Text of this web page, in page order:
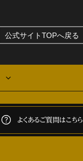
公式サイトTOPへ戻る
よくあるご質問はこちら